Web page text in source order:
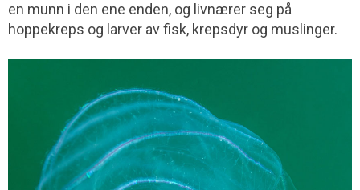
en munn i den ene enden, og livnærer seg på
hoppekreps og larver av fisk, krepsdyr og muslinger.